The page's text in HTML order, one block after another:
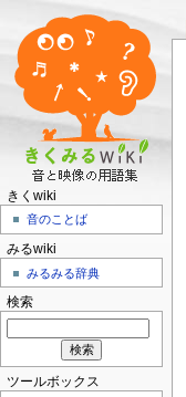
きくwiki
音のことば
みるwiki
みるみる辞典
検索
ツールボックス